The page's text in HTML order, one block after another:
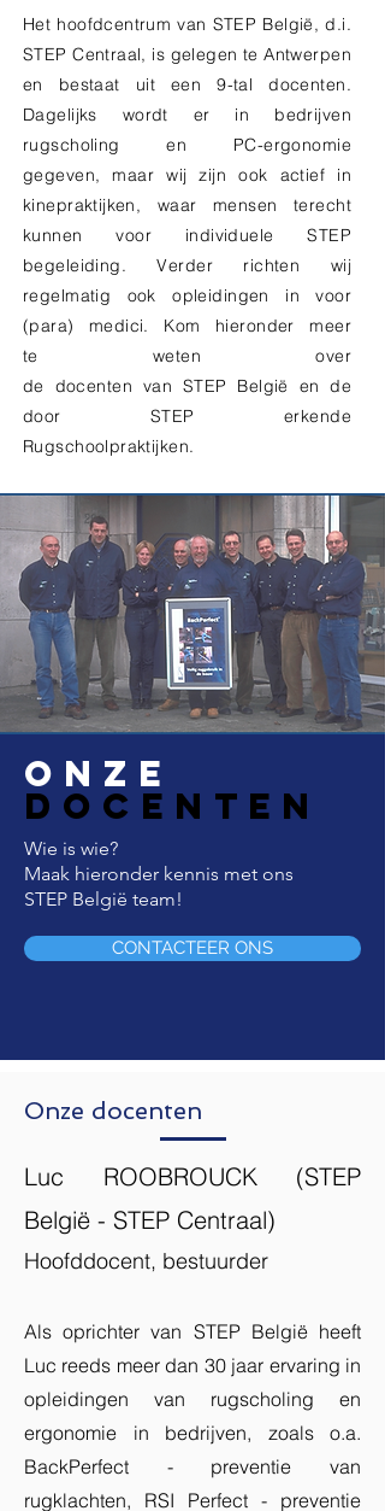
Het hoofdcentrum van STEP België, d.i.
STEP Centraal, is gelegen te Antwerpen
en bestaat uit een 9-tal docenten.
Dagelijks wordt er in bedrijven
rugscholing en PC-ergonomie
gegeven, maar wij zijn ook actief in
kinepraktijken, waar mensen terecht
kunnen voor individuele STEP
begeleiding. Verder richten wij
regelmatig ook opleidingen in voor
(para) medici. Kom hieronder meer
te weten over
de docenten van STEP België en de
door STEP erkende
Rugschoolpraktijken.
ONZE
DOCENTEN
Wie is wie?
Maak hieronder kennis met ons
STEP België team!
CONTACTEER ONS
Onze docenten
Luc ROOBROUCK (STEP
België - STEP Centraal)
Hoofddocent, bestuurder
Als oprichter van STEP België heeft
Luc reeds meer dan 30 jaar ervaring in
opleidingen van rugscholing en
ergonomie in bedrijven, zoals o.a.
BackPerfect - preventie van
rugklachten, RSI Perfect - preventie